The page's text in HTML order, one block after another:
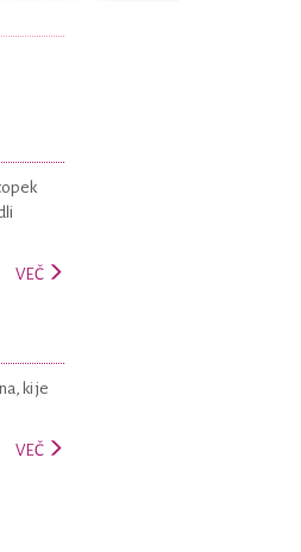
VEČ
ki je
VEČ